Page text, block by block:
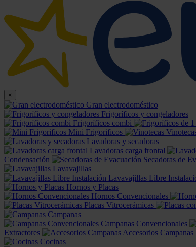
×
Gran electrodoméstico
Frigoríficos y congeladores
Frigoríficos combi
Mini Frigorificos
Lavadoras y secadoras
Lavadoras carga frontal
Condensación
Secadoras de
Lavavajillas
Lavavajillas Libre
Hornos y Placas
Hornos Convencionales
Placas Vitrocerámicas
Campanas
Campanas Convencionales
Extractores
Accesorios Campanas
Cocinas